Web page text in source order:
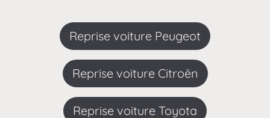
Reprise voiture Peugeot
Reprise voiture Citroën
Reprise voiture Toyota